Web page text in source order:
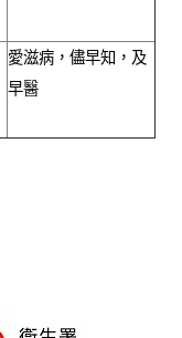
愛滋病，儘早知，及
早醫